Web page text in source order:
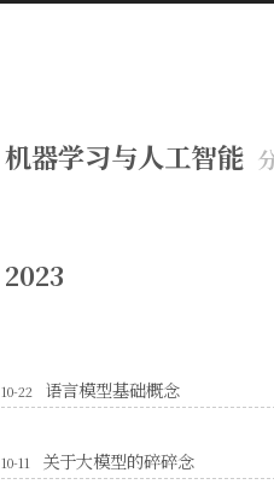
机器学习与人工智能
2023
10-22 语言模型基础概念
10-11 关于大模型的碎碎念